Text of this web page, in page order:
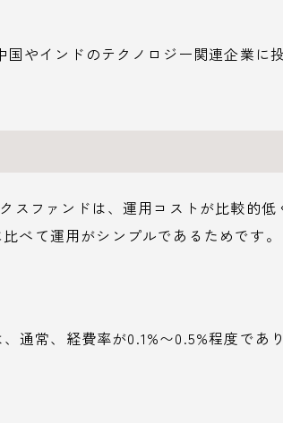
国やインドのテクノロジー関連企業に
スファンドは、運用コストが比較的低
べて運用がシンプルであるためです。
通常、経費率が0.1%〜0.5%程度であ